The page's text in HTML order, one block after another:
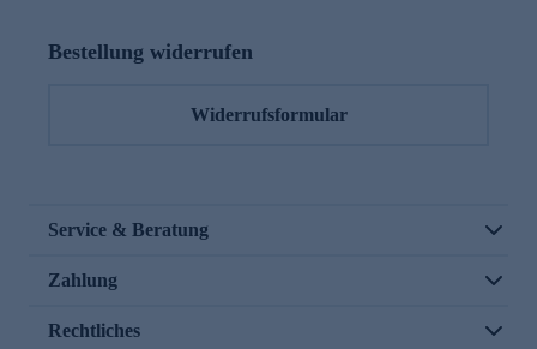
Bestellung widerrufen
Widerrufsformular
Service & Beratung
Zahlung
Rechtliches